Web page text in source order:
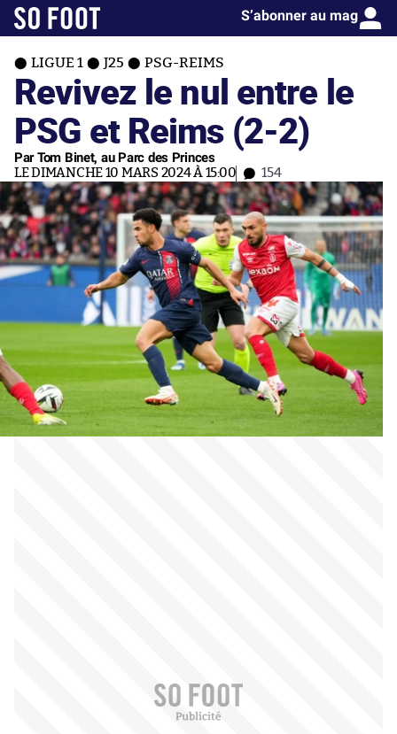
S’abonner au mag
LIGUE 1 J25 PSG-REIMS
Revivez le nul entre le
PSG et Reims (2-2)
Par Tom Binet, au Parc des Princes
LE DIMANCHE 10 MARS 2024 À 15:00 154